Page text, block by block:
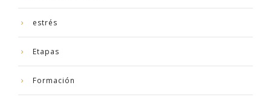
estrés
Etapas
Formación